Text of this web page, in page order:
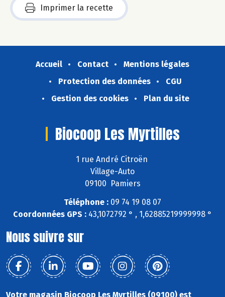
Imprimer la recette
Accueil Contact
Mentions légales
Protection des données
CGU
Gestion des cookies
Plan du site
Biocoop Les Myrtilles
1 rue André Citroën
Village-Auto
09100 Pamiers
Téléphone : 09 74 19 08 07
Coordonnées GPS : 43,1072792 ° , 1,62885219999998 °
Nous suivre sur
Votre magasin Biocoop Les Myrtilles (09100) est